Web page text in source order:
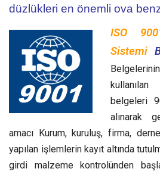
düzlükleri en önemli ova
ISO
Sistemi
belgeleri
alınarak
amacı Kurum, kuruluş, firma,
yapılan işlemlerin kayıt altında
girdi malzeme kontrolünden